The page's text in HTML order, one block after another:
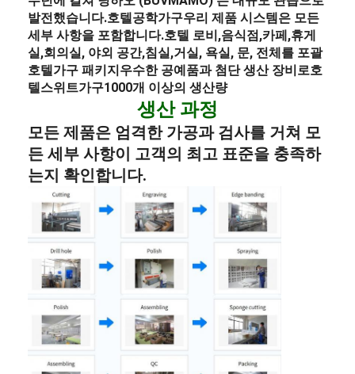
발전했습니다.호텔공학가구우리 제품 시스템은 모든
세부 사항을 포함합니다.호텔 로비,음식점,카페,휴게
실,회의실, 야외 공간,침실,거실, 욕실, 문, 전체를 포괄
호텔가구 패키지우수한 공예품과 첨단 생산 장비로호
텔스위트가구1000개 이상의 생산량
생산 과정
모든 제품은 엄격한 가공과 검사를 거쳐 모
든 세부 사항이 고객의 최고 표준을 충족하
는지 확인합니다.